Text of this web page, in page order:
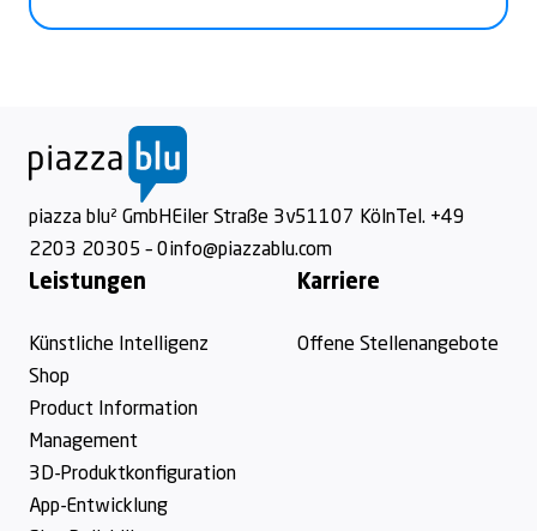
piazza blu² GmbHEiler Straße 3v51107 Köln Tel. +49
2203 20305 – 0info@piazzablu.com
Leistungen
Künstliche Intelligenz
Shop
Product Information
Management
3D-Produktkonfiguration
App-Entwicklung
Karriere
Offene Stellenangebote